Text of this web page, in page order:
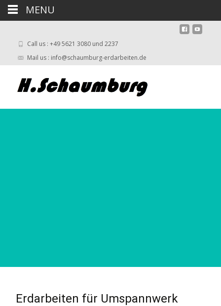
Call us : +49 5621 3080 und 2237
Mail us : info@schaumburg-erdarbeiten.de
Erdarbeiten für Umspannwerk
MENU